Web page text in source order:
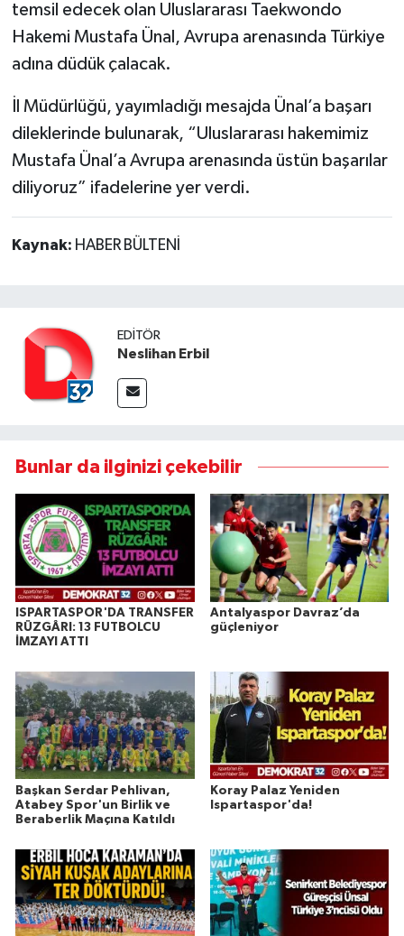
temsil edecek olan Uluslararası Taekwondo
Hakemi Mustafa Ünal, Avrupa arenasında Türkiye
adına düdük çalacak.
İl Müdürlüğü, yayımladığı mesajda Ünal’a başarı
dileklerinde bulunarak, “Uluslararası hakemimiz
Mustafa Ünal’a Avrupa arenasında üstün başarılar
diliyoruz” ifadelerine yer verdi.
Kaynak: HABER BÜLTENİ
EDITÖR
Neslihan Erbil
Bunlar da ilginizi çekebilir
ISPARTASPOR'DA TRANSFER
RÜZGÂRI: 13 FUTBOLCU
İMZAYI ATTI
Antalyaspor Davraz’da
güçleniyor
Başkan Serdar Pehlivan,
Atabey Spor'un Birlik ve
Beraberlik Maçına Katıldı
Koray Palaz Yeniden
Ispartaspor'da!